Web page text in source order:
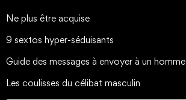
Ne plus être acquise
9 sextos hyper-séduisants
Guide des messages à envoyer à un homme
Les coulisses du célibat masculin